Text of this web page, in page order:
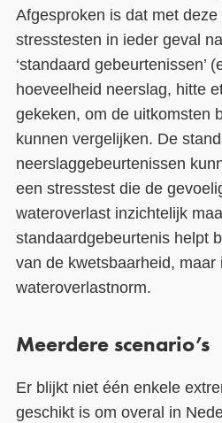
Afgesproken is dat met deze
stresstesten in ieder geval
‘standaard gebeurtenissen’
hoeveelheid neerslag, hitte
gekeken, om de uitkomsten
kunnen vergelijken. De
neerslaggebeurtenissen
een stresstest die de
wateroverlast inzichtelijk
standaardgebeurtenis helpt
van de kwetsbaarheid, maar
wateroverlastnorm.
Meerdere scenario’s
Er blijkt niet één enkele
geschikt is om overal in